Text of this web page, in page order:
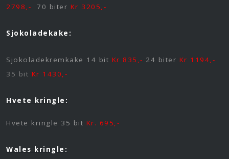
2798,- 70 biter Kr 3205,-
Sjokoladekake:
Sjokoladekremkake 14 bit Kr 835,- 24 biter Kr 1194,-
35 bit Kr 1430,-
Hvete kringle:
Hvete kringle 35 bit Kr. 695,-
Wales kringle: